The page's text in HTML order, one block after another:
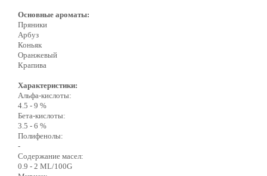
Основные ароматы:
Пряники
Арбуз
Коньяк
Оранжевый
Крапива
Характеристики:
Альфа-кислоты:
4.5 - 9 %
Бета-кислоты:
3.5 - 6 %
Полифенолы:
-
Содержание масел:
0.9 - 2 ML/100G